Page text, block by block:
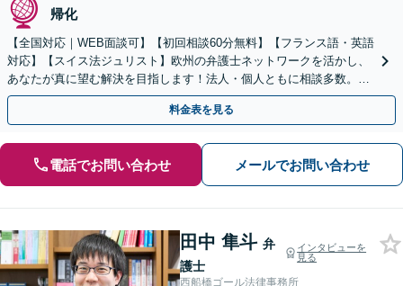
帰化
【全国対応｜WEB面談可】【初回相談60分無料】【フランス語・英語
対応】【スイス法ジュリスト】欧州の弁護士ネットワークを活かし、
あなたが真に望む解決を目指します！法人・個人ともに相談多数。細
やかな連絡と粘り強い交渉を徹底【休日・夜間相談可】
料金表を見る
電話でお問い合わせ メールでお問い合わせ
田中 隼斗 弁
護士
インタビューを
見る
西船橋ゴール法律事務所